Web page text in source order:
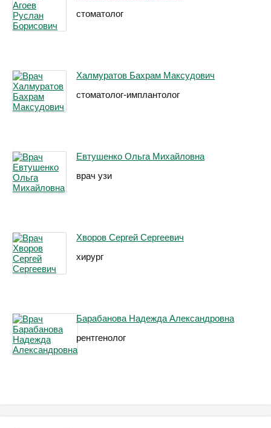
стоматолог
Халмуратов Бахрам Максудович
стоматолог-имплантолог
Евтушенко Ольга Михайловна
врач узи
Хворов Сергей Сергеевич
хирург
Барабанова Надежда Александровна
рентгенолог